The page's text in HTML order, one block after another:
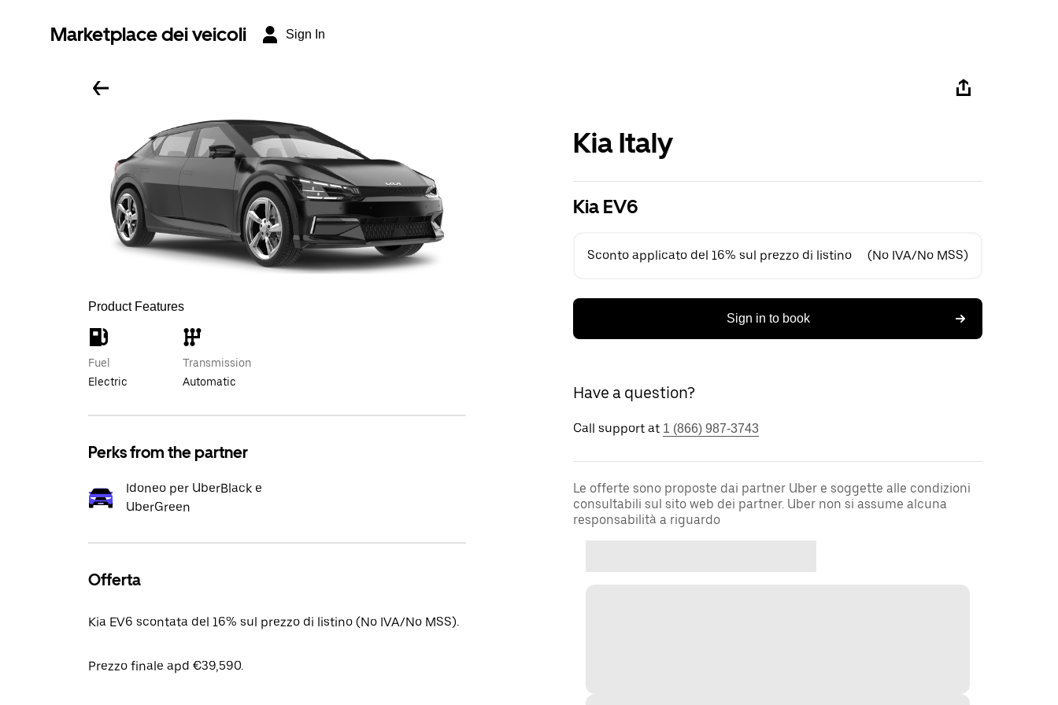
Marketplace dei veicoli Sign In
Product Features
Fuel
Electric
Transmission
Automatic
Perks from the partner
Idoneo per UberBlack e
UberGreen
Offerta
Kia EV6 scontata del 16% sul prezzo di listino (No IVA/No MSS).
Prezzo finale apd €39,590.
Kia Italy
Kia EV6
Sconto applicato del 16% sul prezzo di listino (No IVA/No MSS)
Sign in to book
Have a question?
Call support at 1 (866) 987-3743
Le offerte sono proposte dai partner Uber e soggette alle condizioni
consultabili sul sito web dei partner. Uber non si assume alcuna
responsabilità a riguardo